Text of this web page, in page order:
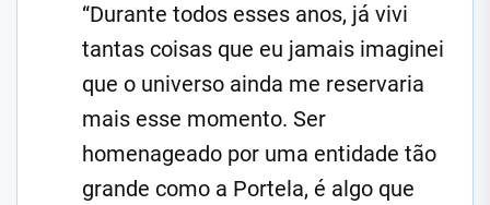
“Durante todos esses anos, já vivi
tantas coisas que eu jamais imaginei
que o universo ainda me reservaria
mais esse momento. Ser
homenageado por uma entidade tão
grande como a Portela, é algo que